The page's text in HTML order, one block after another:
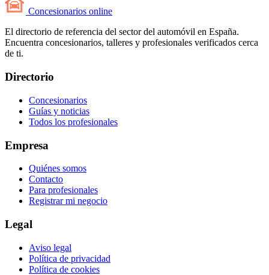
Concesionarios online
El directorio de referencia del sector del automóvil en España.
Encuentra concesionarios, talleres y profesionales verificados cerca
de ti.
Directorio
Concesionarios
Guías y noticias
Todos los profesionales
Empresa
Quiénes somos
Contacto
Para profesionales
Registrar mi negocio
Legal
Aviso legal
Política de privacidad
Política de cookies